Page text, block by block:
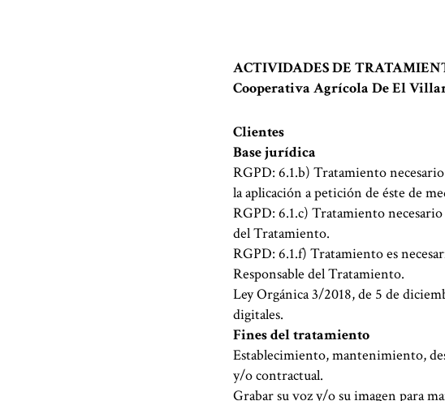
ACTIVIDADES DE
Cooperativa Agrícola De El
Clientes
Base jurídica
RGPD: 6.1.b) Tratamiento
la aplicación a petición de éste de
RGPD: 6.1.c) Tratamiento
del Tratamiento.
RGPD: 6.1.f) Tratamiento es
Responsable del Tratamiento.
Ley Orgánica 3/2018, de 5 de
digitales.
Fines del tratamiento
Establecimiento, mantenimiento,
y/o contractual.
Grabar su voz y/o su imagen para